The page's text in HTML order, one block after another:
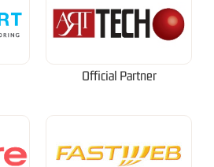
Official Partner